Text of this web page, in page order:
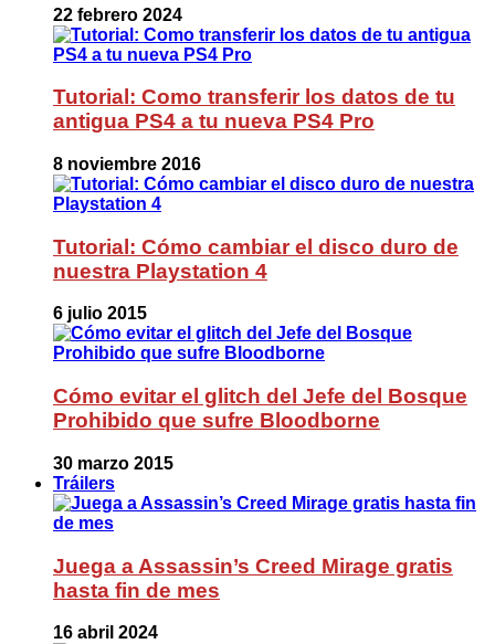
22 febrero 2024
Tutorial: Como transferir los datos de tu
antigua PS4 a tu nueva PS4 Pro
8 noviembre 2016
Tutorial: Cómo cambiar el disco duro de
nuestra Playstation 4
6 julio 2015
Cómo evitar el glitch del Jefe del Bosque
Prohibido que sufre Bloodborne
30 marzo 2015
Tráilers
Juega a Assassin’s Creed Mirage gratis
hasta fin de mes
16 abril 2024